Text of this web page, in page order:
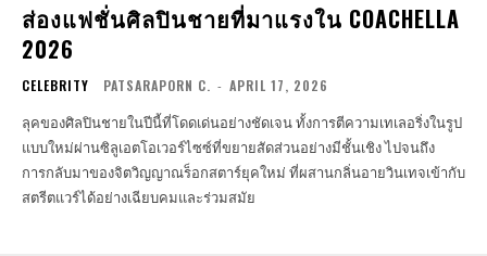
ส่องแฟชั่นศิลปินชายที่มาแรงใน COACHELLA
2026
CELEBRITY PATSARAPORN C. - APRIL 17, 2026
ลุคของศิลปินชายในปีนี้ที่โดดเด่นอย่างชัดเจน ทั้งการตีความเทเลอริ่งในรูป
แบบใหม่ผ่านซิลูเอตโอเวอร์ไซซ์ที่ขยายสัดส่วนอย่างมีชั้นเชิง ไปจนถึง
การกลับมาของจิตวิญญาณร็อกสตาร์ยุคใหม่ ที่ผสานกลิ่นอายวินเทจเข้ากับ
สตรีตแวร์ได้อย่างเฉียบคมและร่วมสมัย